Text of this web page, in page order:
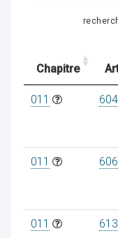
Chapitre
011
011
011